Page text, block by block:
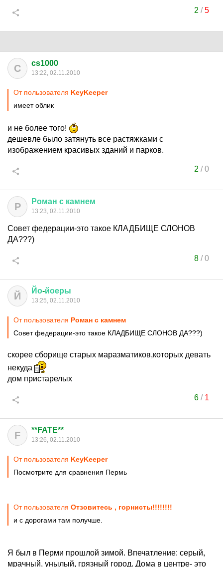
2 /5
C cs1000
13:22, 02.11.2010
От пользователя KeyKeeper
имеет облик
и не более того!
дешевле было затянуть все растяжками с
изображением красивых зданий и парков.
2 /0
Р Роман с камнем
13:23, 02.11.2010
Совет федерации-это такое КЛАДБИЩЕ СЛОНОВ
ДА???)
8/0
Й Йо-йоеры
13:25, 02.11.2010
От пользователя Роман с камнем
Совет федерации-это такое КЛАДБИЩЕ СЛОНОВ ДА???)
скорее сборище старых маразматиков,которых девать
некуда
дом пристарелых
6/ 1
F **FATE**
13:26, 02.11.2010
От пользователя KeyKeeper
Посмотрите для сравнения Пермь
От пользователя Отзовитесь , горнисты!!!!!!!!
и с дорогами там получше.
Я был в Перми прошлой зимой. Впечатление: серый,
мрачный, унылый, грязный город. Дома в центре- это